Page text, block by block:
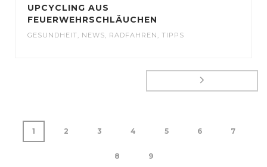
UPCYCLING AUS
FEUERWEHRSCHLÄUCHEN
GESUNDHEIT NEWS RADFAHREN TIPPS
1 2 3 4 5 6 7
8 9